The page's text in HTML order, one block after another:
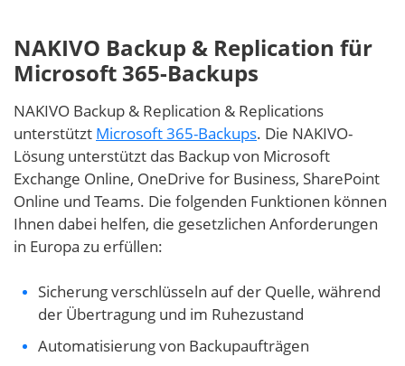
NAKIVO Backup & Replication für
Microsoft 365-Backups
NAKIVO Backup & Replication & Replications
unterstützt Microsoft 365-Backups. Die NAKIVO-
Lösung unterstützt das Backup von Microsoft
Exchange Online, OneDrive for Business, SharePoint
Online und Teams. Die folgenden Funktionen können
Ihnen dabei helfen, die gesetzlichen Anforderungen
in Europa zu erfüllen:
Sicherung verschlüsseln auf der Quelle, während
der Übertragung und im Ruhezustand
Automatisierung von Backupaufträgen